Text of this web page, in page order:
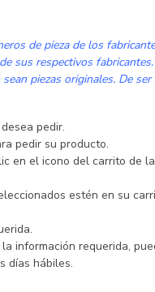
de pieza de los
sus respectivos
piezas originales. De ser
pedir.
pedir su producto.
en el icono del carrito de
estén en su
información requerida,
días hábiles.